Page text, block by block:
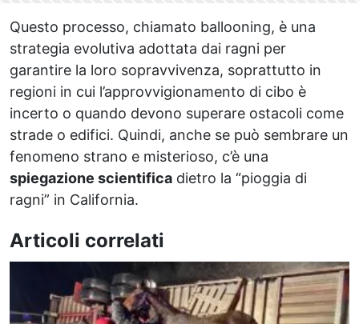
Questo processo, chiamato ballooning, è una
strategia evolutiva adottata dai ragni per
garantire la loro sopravvivenza, soprattutto in
regioni in cui l’approvvigionamento di cibo è
incerto o quando devono superare ostacoli come
strade o edifici. Quindi, anche se può sembrare un
fenomeno strano e misterioso, c’è una
spiegazione scientifica dietro la “pioggia di
ragni” in California.
Articoli correlati